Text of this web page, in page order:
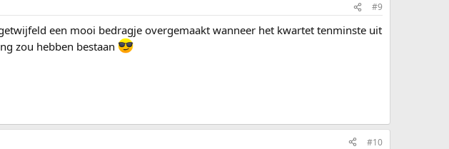
#9
een mooi bedragje overgemaakt wanneer het kwartet tenminste uit
zou hebben bestaan
#10